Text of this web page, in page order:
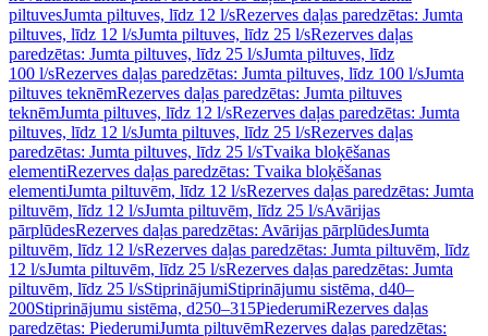
piltuvesJumta piltuves, līdz 12 l/sRezerves daļas paredzētas: Jumta
piltuves, līdz 12 l/sJumta piltuves, līdz 25 l/sRezerves daļas
paredzētas: Jumta piltuves, līdz 25 l/sJumta piltuves, līdz
100 l/sRezerves daļas paredzētas: Jumta piltuves, līdz 100 l/sJumta
piltuves teknēmRezerves daļas paredzētas: Jumta piltuves
teknēmJumta piltuves, līdz 12 l/sRezerves daļas paredzētas: Jumta
piltuves, līdz 12 l/sJumta piltuves, līdz 25 l/sRezerves daļas
paredzētas: Jumta piltuves, līdz 25 l/sTvaika bloķēšanas
elementiRezerves daļas paredzētas: Tvaika bloķēšanas
elementiJumta piltuvēm, līdz 12 l/sRezerves daļas paredzētas: Jumta
piltuvēm, līdz 12 l/sJumta piltuvēm, līdz 25 l/sAvārijas
pārplūdesRezerves daļas paredzētas: Avārijas pārplūdesJumta
piltuvēm, līdz 12 l/sRezerves daļas paredzētas: Jumta piltuvēm, līdz
12 l/sJumta piltuvēm, līdz 25 l/sRezerves daļas paredzētas: Jumta
piltuvēm, līdz 25 l/sStiprinājumiStiprinājumu sistēma, d40–
200Stiprinājumu sistēma, d250–315PiederumiRezerves daļas
paredzētas: PiederumiJumta piltuvēmRezerves daļas paredzētas: